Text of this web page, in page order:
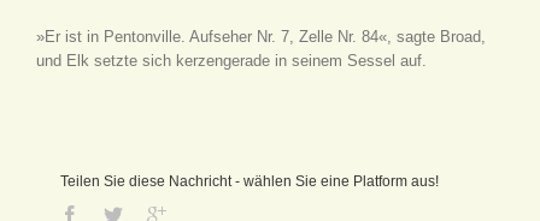
»Er ist in Pentonville. Aufseher Nr. 7, Zelle Nr. 84«, sagte Broad,
und Elk setzte sich kerzengerade in seinem Sessel auf.
Teilen Sie diese Nachricht - wählen Sie eine Platform aus!